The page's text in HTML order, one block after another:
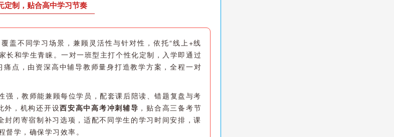
定制，贴合高中学习节奏
盖不同学习场景，兼顾灵活性与针对性，依托“线上+线
长和学生青睐。一对一班型主打个性化定制，入学即通过
点，由资深高中辅导教师量身打造教学方案，全程一对
，教师能兼顾每位学员，配套课后陪读、错题复盘与考
外，机构还开设西安高中高考冲刺辅导 ，贴合高三备考节
闭寄宿制补习选项，适配不同学生的学习时间安排，课
学，确保学习效率。